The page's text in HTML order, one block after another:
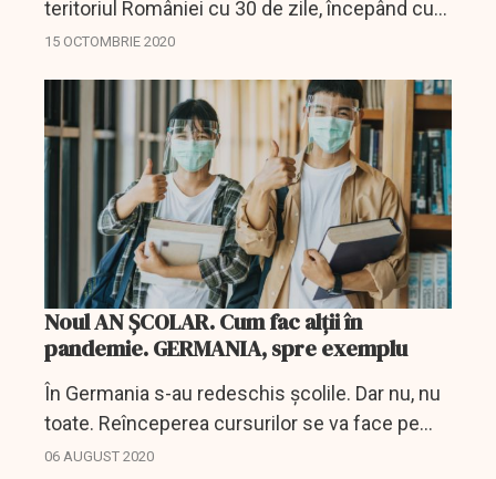
teritoriul României cu 30 de zile, începând cu
15 octombrie. Hotărârea Comitetului Naţional
15 OCTOMBRIE 2020
Noul AN ȘCOLAR. Cum fac alții în
pandemie. GERMANIA, spre exemplu
În Germania s-au redeschis școlile. Dar nu, nu
toate. Reînceperea cursurilor se va face pe
etape din august până la mijlocul lunii
06 AUGUST 2020